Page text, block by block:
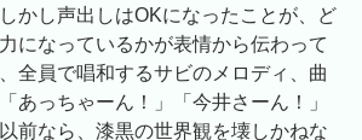
かし声出しはOKになったことが、ど
になっているかが表情から伝わって
全員で唱和するサビのメロディ、曲
あっちゃーん！」「今井さーん！」
前なら、漆黒の世界観を壊しかねな